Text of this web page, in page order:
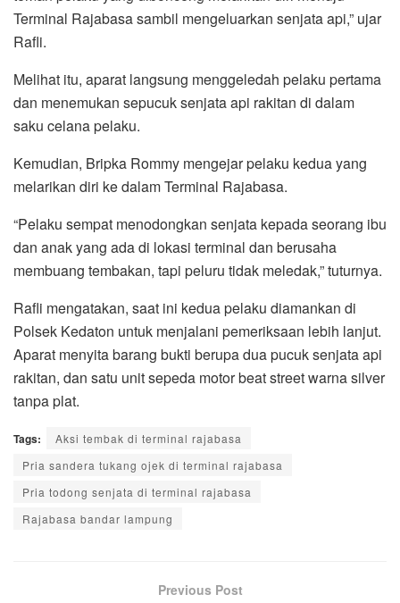
Terminal Rajabasa sambil mengeluarkan senjata api,” ujar
Rafli.
Melihat itu, aparat langsung menggeledah pelaku pertama
dan menemukan sepucuk senjata api rakitan di dalam
saku celana pelaku.
Kemudian, Bripka Rommy mengejar pelaku kedua yang
melarikan diri ke dalam Terminal Rajabasa.
“Pelaku sempat menodongkan senjata kepada seorang ibu
dan anak yang ada di lokasi terminal dan berusaha
membuang tembakan, tapi peluru tidak meledak,” tuturnya.
Rafli mengatakan, saat ini kedua pelaku diamankan di
Polsek Kedaton untuk menjalani pemeriksaan lebih lanjut.
Aparat menyita barang bukti berupa dua pucuk senjata api
rakitan, dan satu unit sepeda motor beat street warna silver
tanpa plat.
Tags:
Aksi tembak di terminal rajabasa
Pria sandera tukang ojek di terminal rajabasa
Pria todong senjata di terminal rajabasa
Rajabasa bandar lampung
Previous Post